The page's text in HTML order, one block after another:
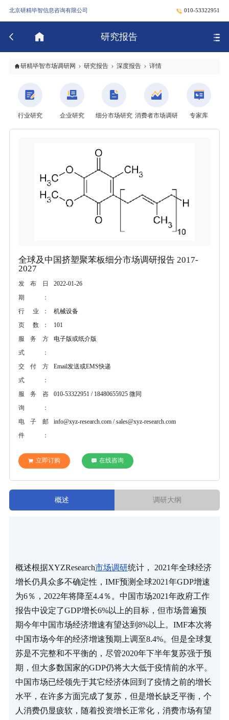
北京研精毕智信息咨询有限公司 010-53322951
研究报告
研精毕智市场调研网 研究报告 深度报告 详情
行业研究 企业研究 细分市场研究 消费者市场调研 专家库
全球及中国挤塑聚苯板细分市场调研报告 2017-
2027
发布日
期：
2022-01-26
行 业：
机械设备
页 数：
101
服务方
式：
电子版或纸介版
交付方
式：
Email发送或EMS快递
服务咨
询：
010-53322951 / 18480655925 微同
电子邮
件：
info@xyz-research.com / sales@xyz-research.com
立即订购 在线咨询
概述 调研大纲
概述根据XYZResearch市场调研统计， 2021年全球经济
增长仍具众多不确定性，IMF预测全球2021年GDP增速
为6％，2022年将降至4.4％。中国市场2021年政府工作
报告中设定了GDP增长6%以上的目标，但市场普遍预
期今年中国市场经济增速有望达到8%以上。IMF本次将
中国市场今年的经济增速预期上调至8.4%。但是全球复
苏是不完整和不平衡的，尽管2020年下半年复苏强于预
期，但大多数国家的GDP仍将大大低于疫情前的水平。
中国市场已经领先于其它经济体回到了疫情之前的增长
水平，在许多方面完成了复苏，但是增长缺乏平衡，个
人消费仍显疲软，随着投资增长正常化，消费市场有望